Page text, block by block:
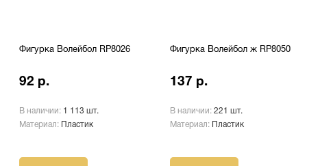
Фигурка Волейбол RP8026
92 р.
В наличии: 1 113 шт.
Материал:
Пластик
Фигурка Волейбол ж RP8050
137 р.
В наличии: 221 шт.
Материал:
Пластик